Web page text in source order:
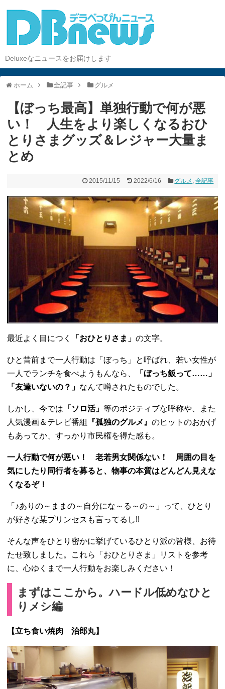
Deluxeなニュースをお届けします
ホーム 全記事 グルメ
【ぼっち最高】単独行動で何が悪
い！ 人生をより楽しくなるおひ
とりさまグッズ＆レジャー大量ま
とめ
2015/11/15 2022/6/16 グルメ ,全記事
最近よく目につく 「おひとりさま」の文字。
ひと昔前まで一人行動は「ぼっち」と呼ばれ、 若い女性が
一人でランチを食べようもんなら、
「ぼっち飯って…… 」
「友達いないの？」 なんて噂されたものでした。
しかし、今では 「ソロ活」等のポジティブな呼称や、また
人気漫画＆ テレビ番組 『孤独のグルメ』のヒットのおかげ
もあってか、すっかり市民権を得た感も。
一人行動で何が悪い！ 老若男女関係ない！ 周囲の目を
気にしたり同行者を募ると、物事の本質はどんどん見えな
くなるぞ！
「♪ありの～ままの～自分にな～る～の～」って、ひとり
が好きな某プリンセスも言ってるし!!
そんな声をひとり密かに挙げているひとり派の皆様、 お待
たせ致しました。これら「おひとりさま」リストを参考
に、心ゆくまで一人行動をお楽しみください！
まずはここから。ハードル低めなひと
りメシ編
【立ち食い焼肉 治郎丸】